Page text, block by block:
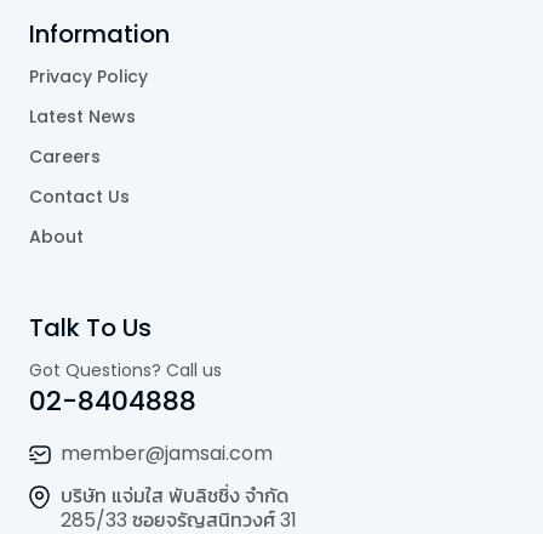
Information
Privacy Policy
Latest News
Careers
Contact Us
About
Talk To Us
Got Questions? Call us
02-8404888
member@jamsai.com
บริษัท แจ่มใส พับลิชชิ่ง จำกัด
285/33 ซอยจรัญสนิทวงศ์ 31